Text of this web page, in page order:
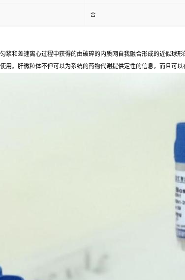
否
浆和差速离心过程中获得的由破碎的内质网自我融合形成的近似球
用。肝微粒体不但可以为系统的药物代谢提供定性的信息，而且可